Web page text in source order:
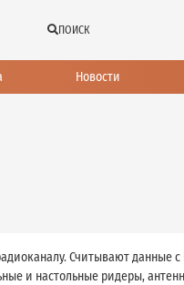
ПОИСК
Новости
Считывают данные
и настольные ридеры,